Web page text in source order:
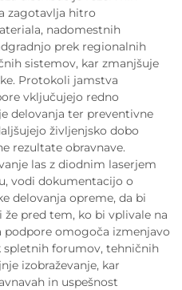
zagotavlja hitro
nadomestnih
prek regionalnih
sistemov, kar zmanjšuje
Protokoli jamstva
vključujejo redno
delovanja ter preventivne
življenjsko dobo
rezultate obravnave.
las z diodnim laserjem
vodi dokumentacijo o
delovanja opreme, da bi
pred tem, ko bi vplivale na
podpore omogoča izmenjavo
spletnih forumov, tehničnih
izobraževanje, kar
in uspešnost